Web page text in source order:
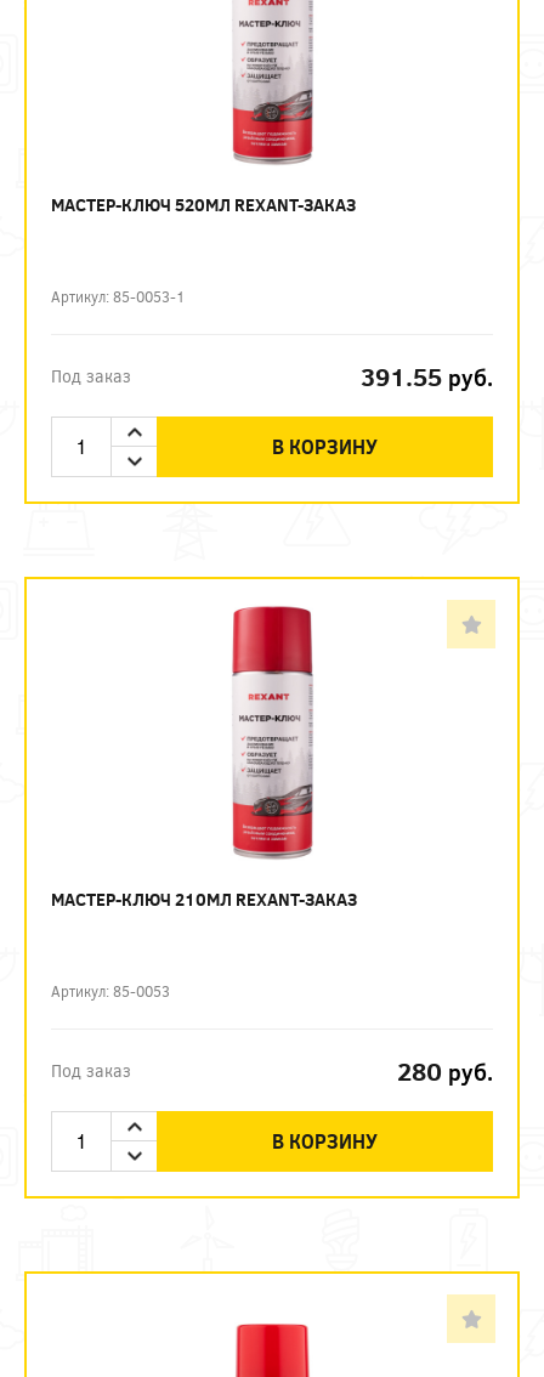
МАСТЕР-КЛЮЧ 520МЛ REXANT-ЗАКАЗ
Артикул: 85-0053-1
Под заказ 391.55 руб.
В КОРЗИНУ
МАСТЕР-КЛЮЧ 210МЛ REXANT-ЗАКАЗ
Артикул: 85-0053
Под заказ 280 руб.
В КОРЗИНУ